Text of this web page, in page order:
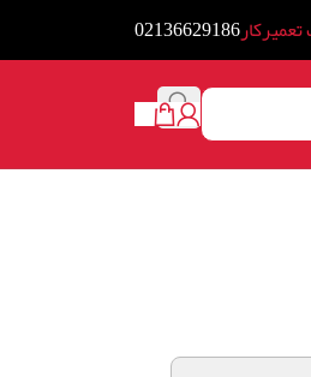
02136629186